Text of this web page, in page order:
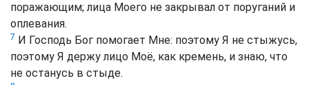
поражающим; лица Моего не закрывал от поруганий и
оплевания.
7 И Господь Бог помогает Мне: поэтому Я не стыжусь,
поэтому Я держу лицо Моё, как кремень, и знаю, что
не останусь в стыде.